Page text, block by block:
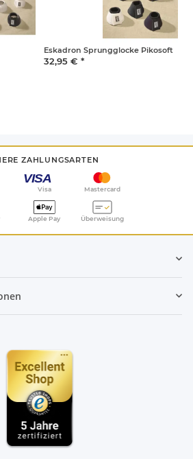
Eskadron Sprungglocke Pikosoft
32,95 € *
ZAHLUNGSARTEN
Visa Mastercard
Apple Pay Überweisung